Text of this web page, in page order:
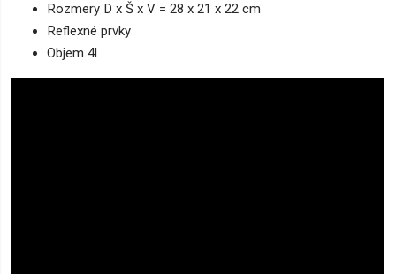
Rozmery D x Š x V = 28 x 21 x 22 cm
Reflexné prvky
Objem 4l